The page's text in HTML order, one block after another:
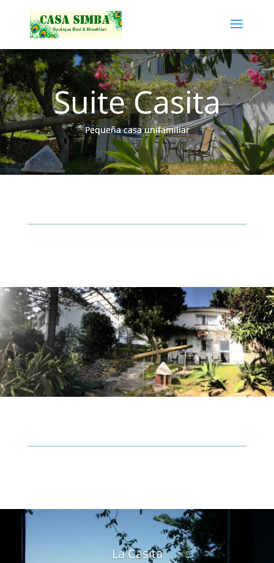
Suite Casita
Pequeña casa unifamiliar
La Casita